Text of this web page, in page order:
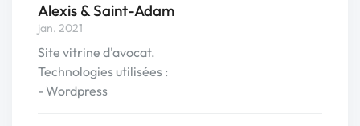
Alexis & Saint-Adam
jan. 2021
Site vitrine d'avocat.
Technologies utilisées :
- Wordpress